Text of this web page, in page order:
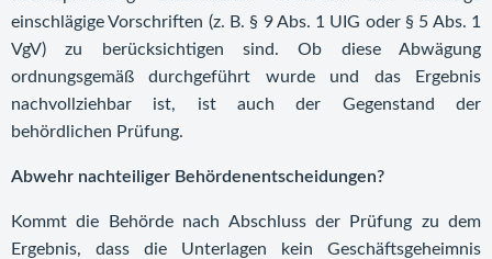
einschlägige Vorschriften (z. B. § 9 Abs. 1 UIG oder § 5 Abs. 1
VgV) zu berücksichtigen sind. Ob diese Abwägung
ordnungsgemäß durchgeführt wurde und das Ergebnis
nachvollziehbar ist, ist auch der Gegenstand der
behördlichen Prüfung.
Abwehr nachteiliger Behördenentscheidungen?
Kommt die Behörde nach Abschluss der Prüfung zu dem
Ergebnis, dass die Unterlagen kein Geschäftsgeheimnis